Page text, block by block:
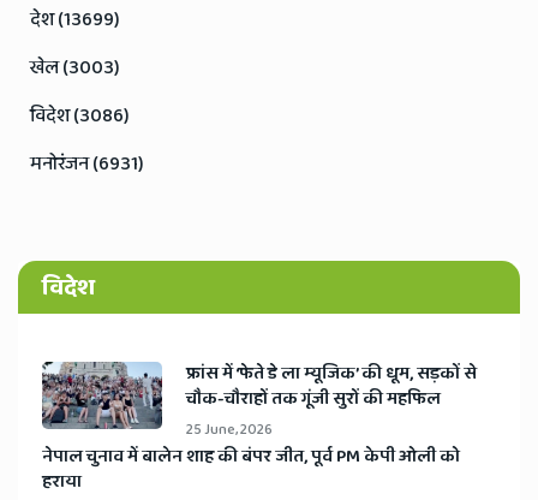
देश (13699)
खेल (3003)
विदेश (3086)
मनोरंजन (6931)
विदेश
​फ्रांस में ‘फेते डे ला म्यूजिक’ की धूम, सड़कों से
चौक-चौराहों तक गूंजी सुरों की महफिल
25 June, 2026
​नेपाल चुनाव में बालेन शाह की बंपर जीत, पूर्व PM केपी ओली को
हराया